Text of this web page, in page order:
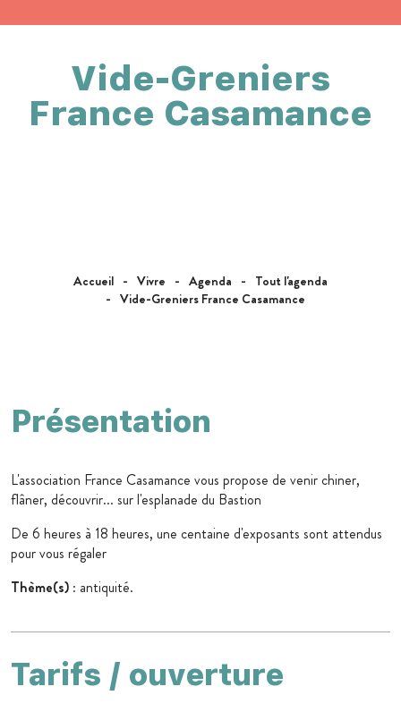
Accueil Vivre Agenda
Tout l'agenda
Vide-Greniers France Casamance
Vide-Greniers
France Casamance
Présentation
L'association France Casamance vous propose de venir chiner,
flâner, découvrir... sur l'esplanade du Bastion
De 6 heures à 18 heures, une centaine d'exposants sont attendus
pour vous régaler
Thème(s) : antiquité.
Tarifs / ouverture